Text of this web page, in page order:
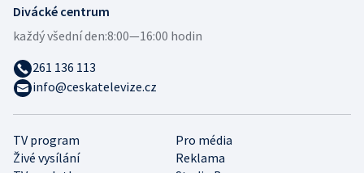
TV program
Pro média
Živé vysílání
Reklama
Divácké centrum
každý všední den:8:00—16:00 hodin
261 136 113
info@ceskatelevize.cz